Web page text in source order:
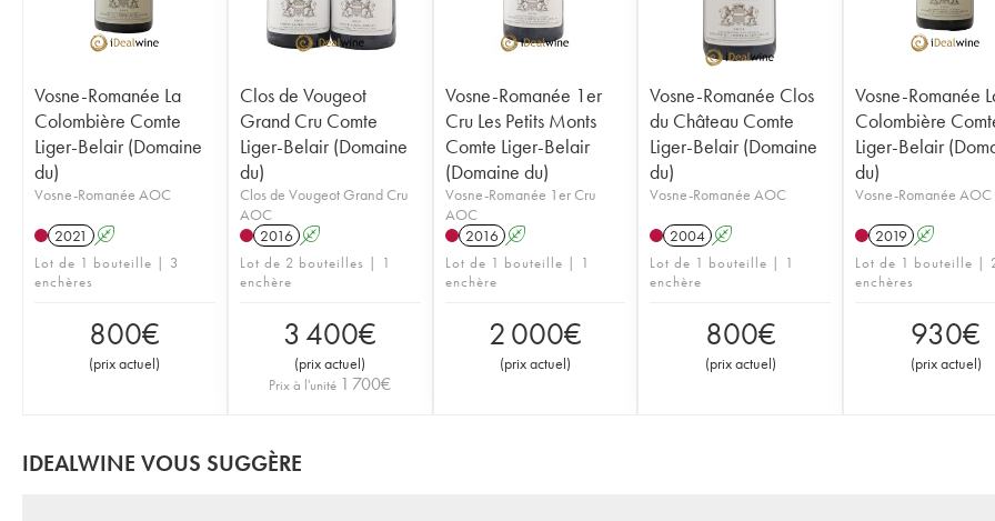
Vosne-Romanée La
Colombière Comte
Liger-Belair (Domaine
du)
Vosne-Romanée AOC
2021 A
Lot de 1 bouteille | 3
enchères
800€
(prix actuel)
Clos de Vougeot
Grand Cru Comte
Liger-Belair (Domaine
du)
Clos de Vougeot Grand Cru
AOC
2016 A
Lot de 2 bouteilles | 1
enchère
3 400€
(prix actuel)
Prix à l'unité 1 700€
Vosne-Romanée 1er
Cru Les Petits Monts
Comte Liger-Belair
(Domaine du)
Vosne-Romanée 1er Cru
AOC
2016 A
Lot de 1 bouteille | 1
enchère
2 000€
(prix actuel)
Vosne-Romanée Clos
du Château Comte
Liger-Belair (Domaine
du)
Vosne-Romanée AOC
2004 A
Lot de 1 bouteille | 1
enchère
800€
(prix actuel)
Vosne-Romanée
Colombière
Liger-Belair
du)
Vosne-Romanée AOC
2019 A
Lot de 1 bouteille |
enchères
930€
(prix actuel)
IDEALWINE VOUS SUGGÈRE